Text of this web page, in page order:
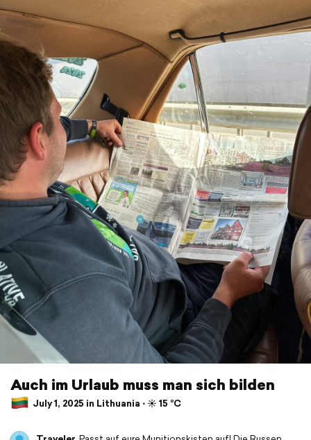
Auch im Urlaub muss man sich bilden
July 1, 2025 in Lithuania ⋅ ☀️ 15 °C